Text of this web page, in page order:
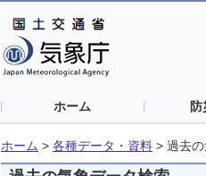
ホーム 防
ホーム > 各種データ・資料 > 過去